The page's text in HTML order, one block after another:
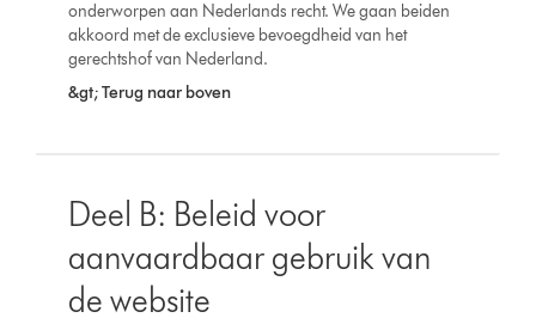
onderworpen aan Nederlands recht. We gaan beiden
akkoord met de exclusieve bevoegdheid van het
gerechtshof van Nederland.
&gt; Terug naar boven
Deel B: Beleid voor
aanvaardbaar gebruik van
de website